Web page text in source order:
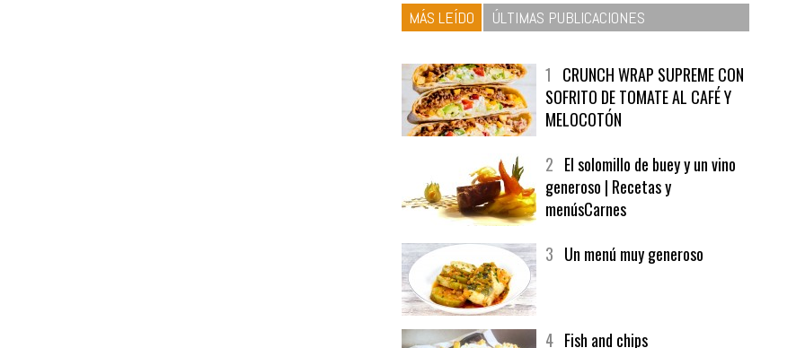
MÁS LEÍDO ÚLTIMAS PUBLICACIONES
SOFRITO DE TOMATE AL CAFÉ Y
MELOCOTÓN
generoso | Recetas y